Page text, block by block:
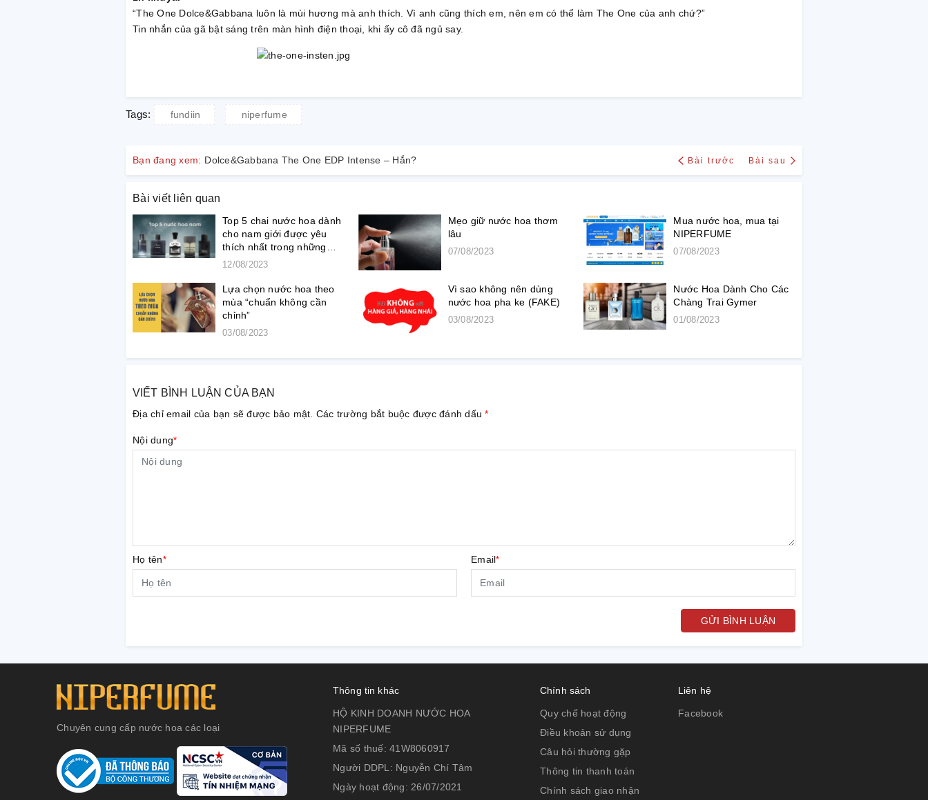
“The One Dolce&Gabbana luôn là mùi hương mà anh thích. Vì anh cũng thích em, nên em có thể làm The One của anh chứ?”
Tin nhắn của gã bật sáng trên màn hình điện thoại, khi ấy cô đã ngủ say.
Tags: fundiin niperfume
Bạn đang xem: Dolce&Gabbana The One EDP Intense – Hắn? Bài trước Bài sau
Bài viết liên quan
Top 5 chai nước hoa dành
cho nam giới được yêu
thích nhất trong những
buổi hẹn hò
12/08/2023
Mẹo giữ nước hoa thơm
lâu
07/08/2023
Mua nước hoa, mua tại
NIPERFUME
07/08/2023
Lựa chọn nước hoa theo
mùa “chuẩn không cần
chỉnh”
03/08/2023
Vì sao không nên dùng
nước hoa pha ke (FAKE)
03/08/2023
Nước Hoa Dành Cho Các
Chàng Trai Gymer
01/08/2023
VIẾT BÌNH LUẬN CỦA BẠN
Địa chỉ email của bạn sẽ được bảo mật. Các trường bắt buộc được đánh dấu*
Nội dung*
Họ tên* Email*
GỬI BÌNH LUẬN
Chuyên cung cấp nước hoa các loại
Thông tin khác
HỘ KINH DOANH NƯỚC HOA
NIPERFUME
Mã số thuế: 41W8060917
Người DDPL: Nguyễn Chí Tâm
Ngày hoạt động: 26/07/2021
Chính sách
Quy chế hoạt động
Điều khoản sử dụng
Câu hỏi thường gặp
Thông tin thanh toán
Chính sách giao nhận
Liên hệ
Facebook